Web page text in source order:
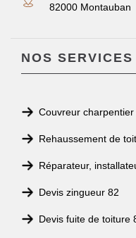
82000 Montauban
NOS SERVICES
Couvreur charpentier
Rehaussement de
Réparateur,
Devis zingueur 82
Devis fuite de toiture